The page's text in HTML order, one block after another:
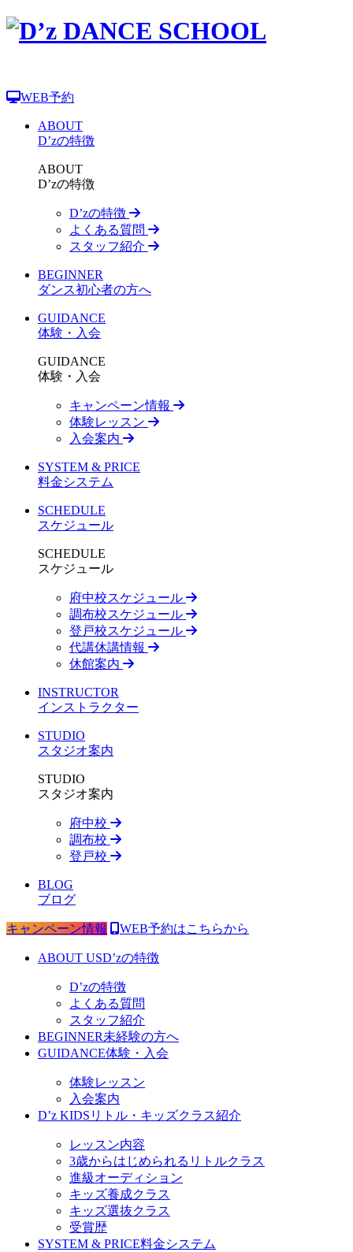
WEB予約
ABOUT
D’zの特徴
ABOUT
D’zの特徴
D’zの特徴
よくある質問
スタッフ紹介
BEGINNER
ダンス初心者の方へ
GUIDANCE
体験・入会
GUIDANCE
体験・入会
キャンペーン情報
体験レッスン
入会案内
SYSTEM & PRICE
料金システム
SCHEDULE
スケジュール
SCHEDULE
スケジュール
府中校スケジュール
調布校スケジュール
登戸校スケジュール
代講休講情報
休館案内
INSTRUCTOR
インストラクター
STUDIO
スタジオ案内
STUDIO
スタジオ案内
府中校
調布校
登戸校
BLOG
ブログ
キャンペーン情報 WEB予約はこちらから
ABOUT USD’zの特徴
D’zの特徴
よくある質問
スタッフ紹介
BEGINNER未経験の方へ
GUIDANCE体験・入会
体験レッスン
入会案内
D’z KIDS リトル・キッズクラス紹介
レッスン内容
3歳からはじめられるリトルクラス
進級オーディション
キッズ養成クラス
キッズ選抜クラス
受賞歴
SYSTEM & PRICE料金システム